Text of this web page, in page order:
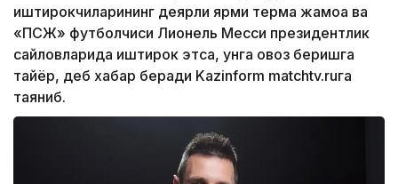
иштирокчиларининг деярли ярми терма жамоа ва
«ПСЖ» футболчиси Лионель Месси президентлик
сайловларида иштирок этса, унга овоз беришга
тайёр, деб хабар беради Kazinform matchtv.ruга
таяниб.